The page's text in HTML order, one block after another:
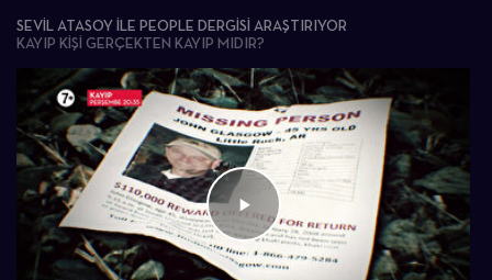
SEVIL ATASOY ILE PEOPLE DERGISI ARAŞTIRIYOR
KAYIP KIŞI GERÇEKTEN KAYIP MIDIR?